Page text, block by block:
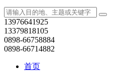
13976641925
13379818105
0898-66758884
0898-66714882
首页